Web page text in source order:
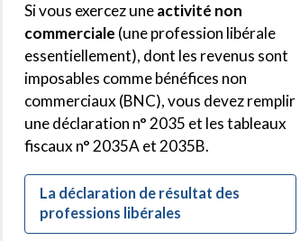
Si vous exercez uneactivité non
commerciale (une profession libérale
essentiellement), dont les revenus sont
imposables comme bénéfices non
commerciaux (BNC), vous devez remplir
une déclaration n° 2035 et les tableaux
fiscaux n° 2035A et 2035B.
La déclaration de résultat des
professions libérales